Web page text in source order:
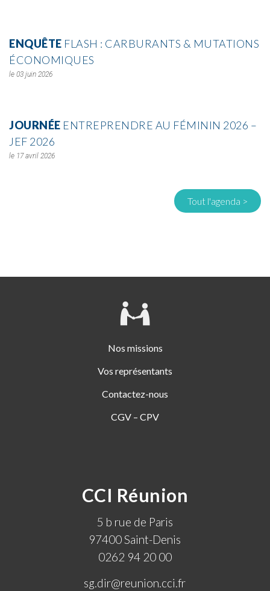
ENQUÊTE FLASH : CARBURANTS & MUTATIONS
ÉCONOMIQUES
03 juin 2026
JOURNÉE ENTREPRENDRE AU FÉMININ 2026 –
JEF 2026
17 avril 2026
Tout l'agenda >
Nos missions
Vos représentants
Contactez-nous
CGV – CPV
CCI Réunion
5 b rue de Paris
97400 Saint-Denis
0262 94 20 00
sg.dir@reunion.cci.fr